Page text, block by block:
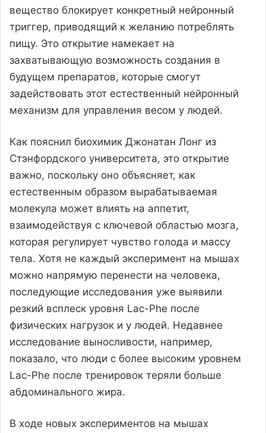
вещество блокирует конкретный нейронный
триггер, приводящий к желанию потреблять
пищу. Это открытие намекает на
захватывающую возможность создания в
будущем препаратов, которые смогут
задействовать этот естественный нейронный
механизм для управления весом у людей.
Как пояснил биохимик Джонатан Лонг из
Стэнфордского университета, это открытие
важно, поскольку оно объясняет, как
естественным образом вырабатываемая
молекула может влиять на аппетит,
взаимодействуя с ключевой областью мозга,
которая регулирует чувство голода и массу
тела. Хотя не каждый эксперимент на мышах
можно напрямую перенести на человека,
последующие исследования уже выявили
резкий всплеск уровня Lac-Phe после
физических нагрузок и у людей. Недавнее
исследование выносливости, например,
показало, что люди с более высоким уровнем
Lac-Phe после тренировок теряли больше
абдоминального жира.
В ходе новых экспериментов на мышах